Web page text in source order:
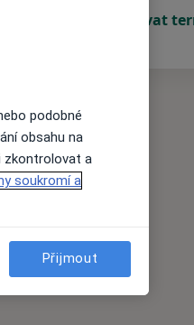
Rezervovat
podobné
obsahu na
zkontrolovat a
soukromí a
Přijmout